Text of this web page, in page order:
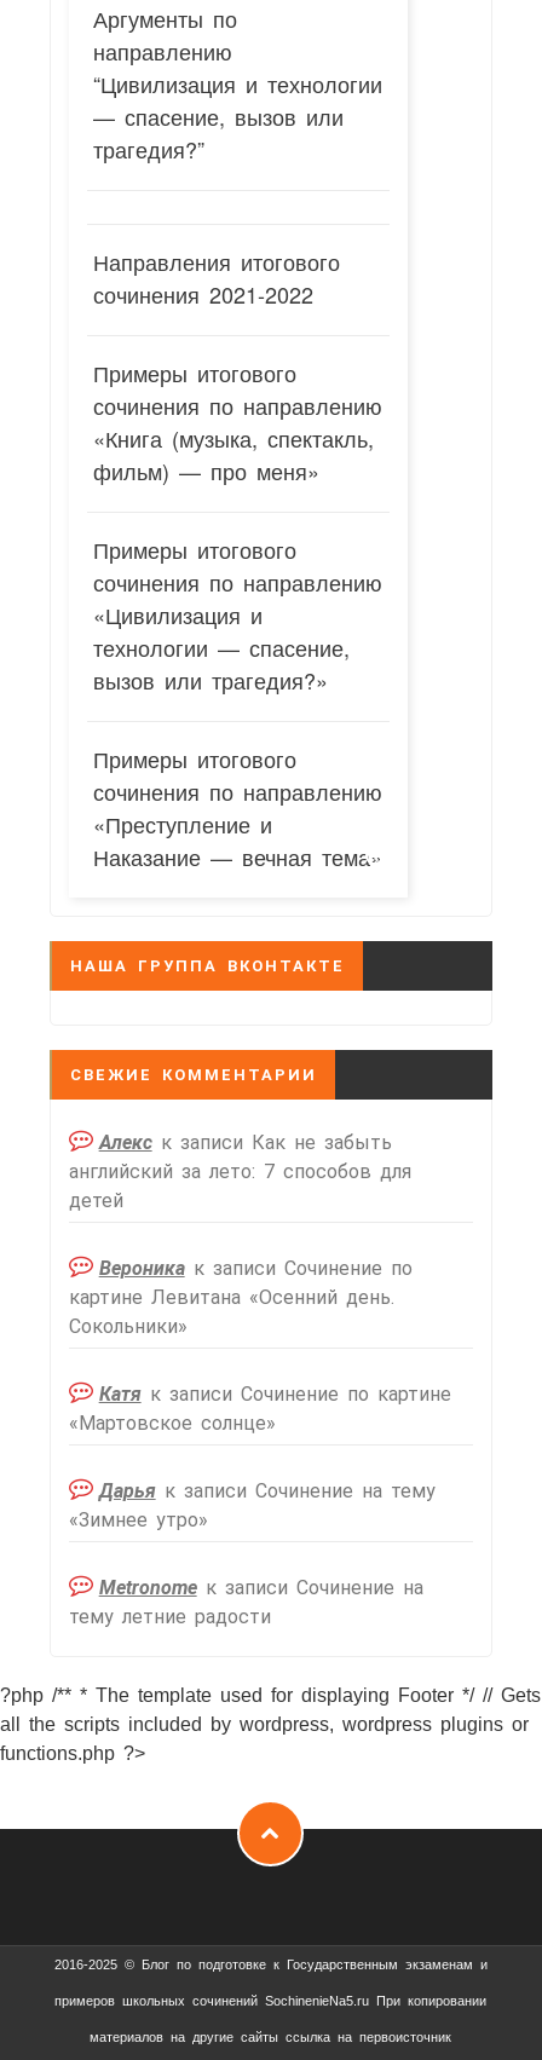
Аргументы по
направлению
“Цивилизация и технологии
— спасение, вызов или
трагедия?”
Направления итогового
сочинения 2021-2022
Примеры итогового
сочинения по направлению
«Книга (музыка, спектакль,
фильм) — про меня»
Примеры итогового
сочинения по направлению
«Цивилизация и
технологии — спасение,
вызов или трагедия?»
Примеры итогового
сочинения по направлению
«Преступление и
Наказание — вечная тема»
НАША ГРУППА ВКОНТАКТЕ
СВЕЖИЕ КОММЕНТАРИИ
Алекск записи Как не забыть
английский за лето: 7 способов для
детей
Вероникак записи Сочинение по
картине Левитана «Осенний день.
Сокольники»
Катяк записи Сочинение по картине
«Мартовское солнце»
Дарьяк записи Сочинение на тему
«Зимнее утро»
Metronomeк записи Сочинение на
тему летние радости
?php /** * The template used for displaying Footer */ // Gets
all the scripts included by wordpress, wordpress plugins or
functions.php ?>
2016-2025 © Блог по подготовке к Государственным экзаменам и
примеров школьных сочинений SochinenieNa5.ru При копировании
материалов на другие сайты ссылка на первоисточник